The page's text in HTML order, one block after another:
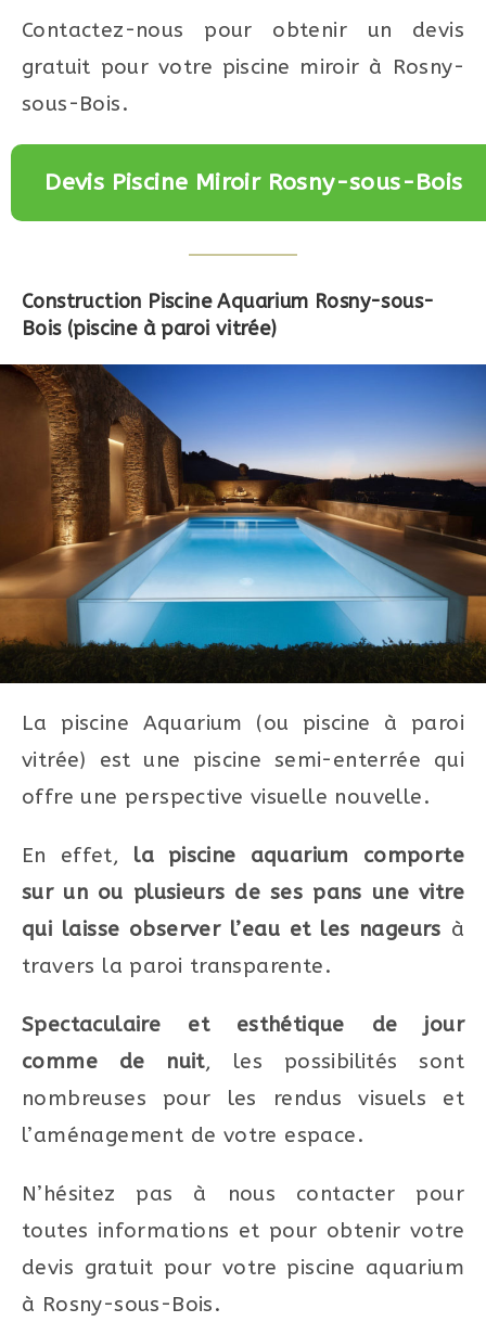
Contactez-nous pour obtenir un devis
gratuit pour votre piscine miroir à Rosny-
sous-Bois.
Devis Piscine Miroir Rosny-sous-Bois
Construction Piscine Aquarium Rosny-sous-
Bois (piscine à paroi vitrée)
La piscine Aquarium (ou piscine à paroi
vitrée) est une piscine semi-enterrée qui
offre une perspective visuelle nouvelle.
En effet, la piscine aquarium comporte
sur un ou plusieurs de ses pans une vitre
qui laisse observer l’eau et les nageurs à
travers la paroi transparente.
Spectaculaire et esthétique de jour
comme de nuit, les possibilités sont
nombreuses pour les rendus visuels et
l’aménagement de votre espace.
N’hésitez pas à nous contacter pour
toutes informations et pour obtenir votre
devis gratuit pour votre piscine aquarium
à Rosny-sous-Bois.